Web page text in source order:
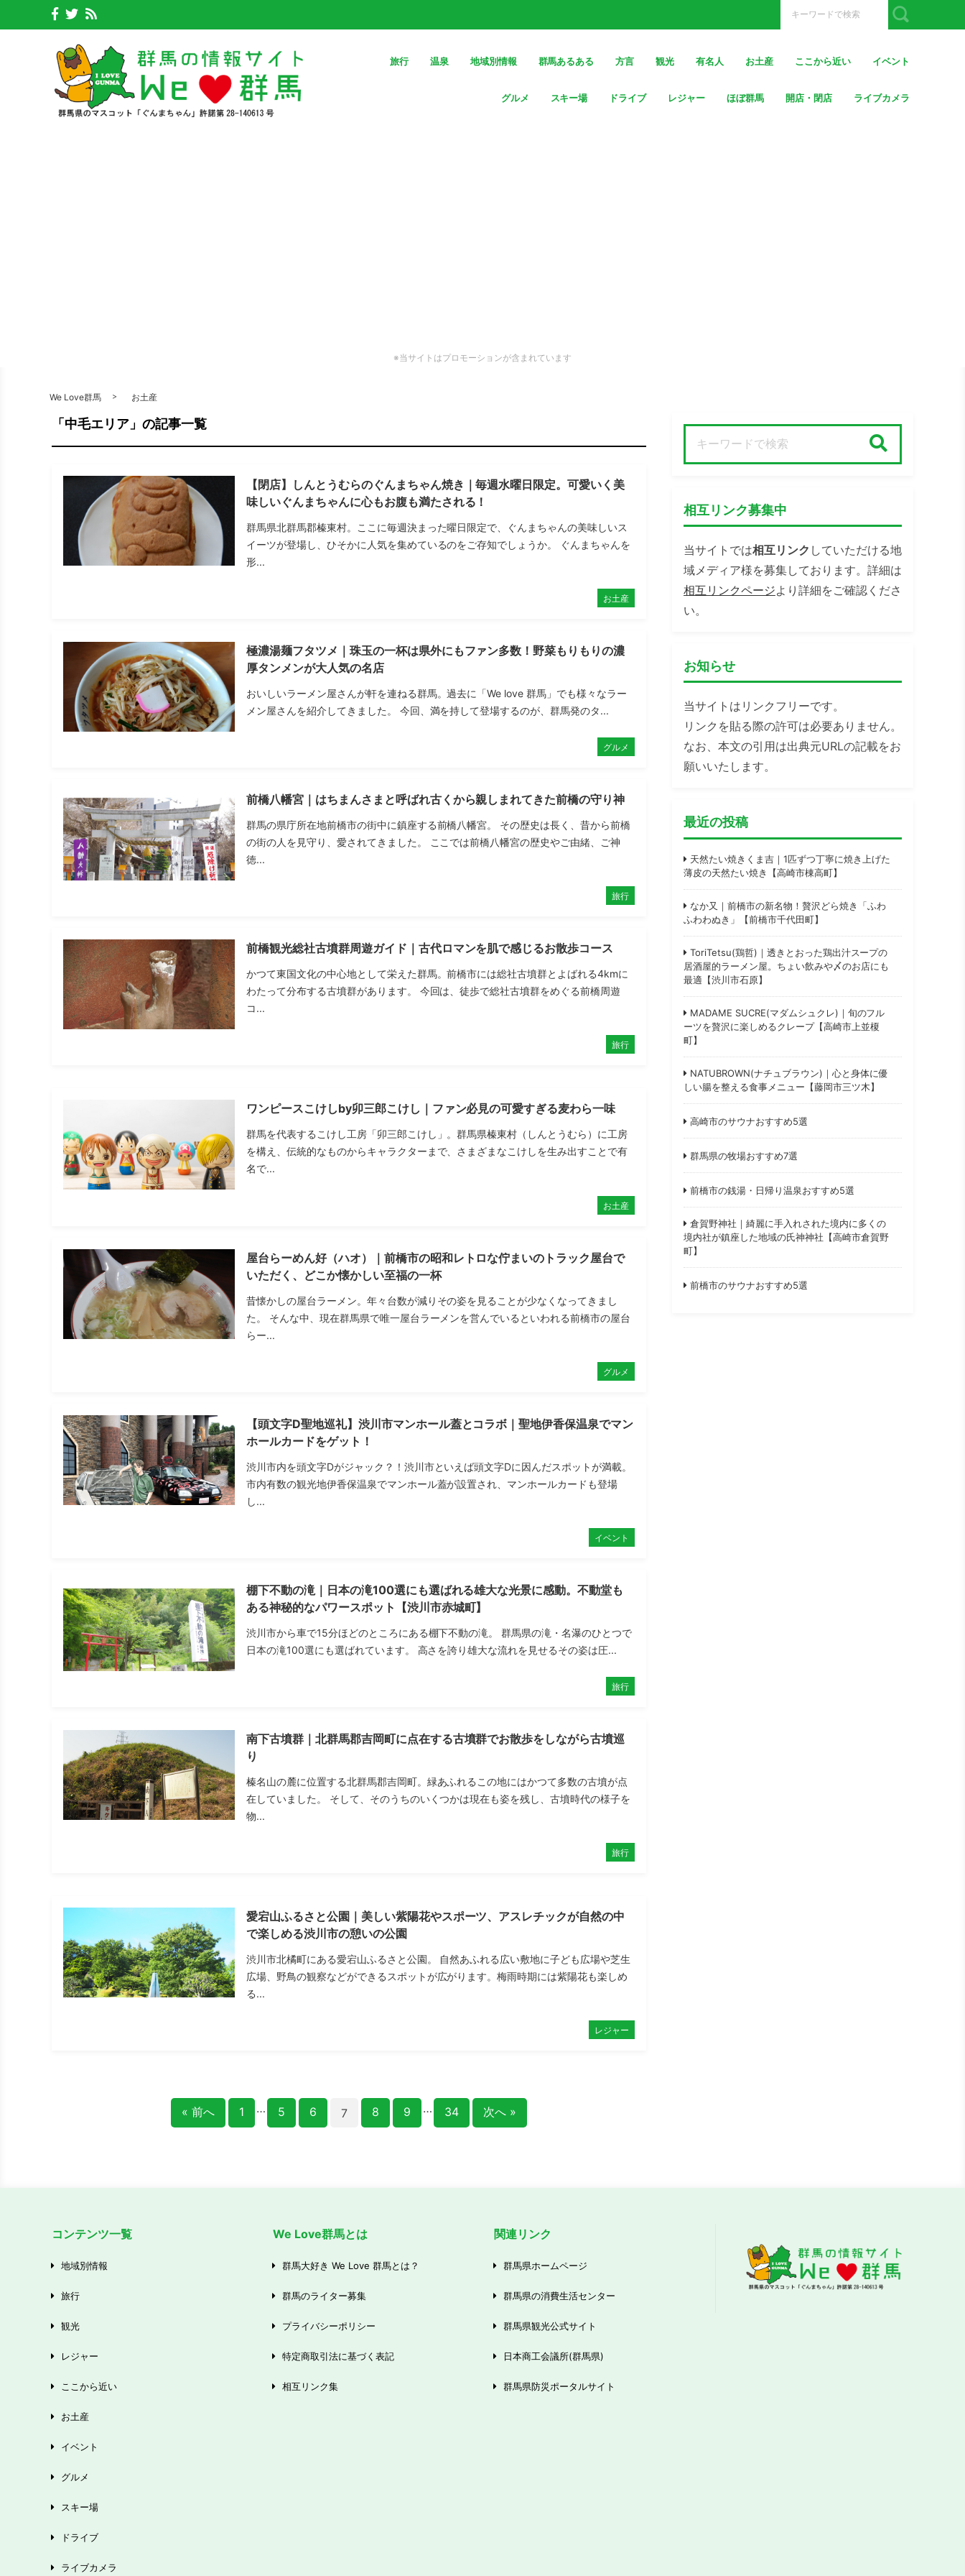
旅行 温泉 地域別情報 群馬あるある 方言 観光 有名人 お土産 ここから近い イベント
グルメ スキー場 ドライブ レジャー ほぼ群馬 開店・閉店 ライブカメラ
※当サイトはプロモーションが含まれています
We Love群馬 お土産
「中毛エリア」の記事一覧
【閉店】しんとうむらのぐんまちゃん焼き｜毎週水曜日限定。可愛いく美
味しいぐんまちゃんに心もお腹も満たされる！
群馬県北群馬郡榛東村。ここに毎週決まった曜日限定で、ぐんまちゃんの美味しいス
イーツが登場し、ひそかに人気を集めているのをご存知でしょうか。 ぐんまちゃんを
形...
お土産
極濃湯麺フタツメ｜珠玉の一杯は県外にもファン多数！野菜もりもりの濃
厚タンメンが大人気の名店
おいしいラーメン屋さんが軒を連ねる群馬。過去に「We love 群馬」でも様々なラー
メン屋さんを紹介してきました。 今回、満を持して登場するのが、群馬発のタ...
グルメ
前橋八幡宮｜はちまんさまと呼ばれ古くから親しまれてきた前橋の守り神
群馬の県庁所在地前橋市の街中に鎮座する前橋八幡宮。 その歴史は長く、昔から前橋
の街の人を見守り、愛されてきました。 ここでは前橋八幡宮の歴史やご由緒、ご神
徳...
旅行
前橋観光総社古墳群周遊ガイド｜古代ロマンを肌で感じるお散歩コース
かつて東国文化の中心地として栄えた群馬。前橋市には総社古墳群とよばれる4kmに
わたって分布する古墳群があります。 今回は、徒歩で総社古墳群をめぐる前橋周遊
コ...
旅行
ワンピースこけしby卯三郎こけし｜ファン必見の可愛すぎる麦わら一味
群馬を代表するこけし工房「卯三郎こけし」。群馬県榛東村（しんとうむら）に工房
を構え、伝統的なものからキャラクターまで、さまざまなこけしを生み出すことで有
名で...
お土産
屋台らーめん好（ハオ）｜前橋市の昭和レトロな佇まいのトラック屋台で
いただく、どこか懐かしい至福の一杯
昔懐かしの屋台ラーメン。年々台数が減りその姿を見ることが少なくなってきまし
た。 そんな中、現在群馬県で唯一屋台ラーメンを営んでいるといわれる前橋市の屋台
らー...
グルメ
【頭文字D聖地巡礼】渋川市マンホール蓋とコラボ｜聖地伊香保温泉でマン
ホールカードをゲット！
渋川市内を頭文字Dがジャック？！渋川市といえば頭文字Dに因んだスポットが満載。
市内有数の観光地伊香保温泉でマンホール蓋が設置され、マンホールカードも登場
し...
イベント
棚下不動の滝｜日本の滝100選にも選ばれる雄大な光景に感動。不動堂も
ある神秘的なパワースポット【渋川市赤城町】
渋川市から車で15分ほどのところにある棚下不動の滝。 群馬県の滝・名瀑のひとつで
日本の滝100選にも選ばれています。 高さを誇り雄大な流れを見せるその姿は圧...
旅行
南下古墳群｜北群馬郡吉岡町に点在する古墳群でお散歩をしながら古墳巡
り
榛名山の麓に位置する北群馬郡吉岡町。緑あふれるこの地にはかつて多数の古墳が点
在していました。 そして、そのうちのいくつかは現在も姿を残し、古墳時代の様子を
物...
旅行
愛宕山ふるさと公園｜美しい紫陽花やスポーツ、アスレチックが自然の中
で楽しめる渋川市の憩いの公園
渋川市北橘町にある愛宕山ふるさと公園。 自然あふれる広い敷地に子ども広場や芝生
広場、野鳥の観察などができるスポットが広がります。梅雨時期には紫陽花も楽しめ
る...
レジャー
« 前へ 1 … 5 6 7 8 9 … 34 次へ »
相互リンク募集中
当サイトでは相互リンク していただける地
域メディア様を募集しております。詳細は
相互リンクページより詳細をご確認くださ
い。
お知らせ
当サイトはリンクフリーです。
リンクを貼る際の許可は必要ありません。
なお、本文の引用は出典元URLの記載をお
願いいたします。
最近の投稿
天然たい焼きくま吉｜1匹ずつ丁寧に焼き上げた
薄皮の天然たい焼き【高崎市棟高町】
なか又｜前橋市の新名物！贅沢どら焼き「ふわ
ふわわぬき」【前橋市千代田町】
ToriTetsu(鶏哲)｜透きとおった鶏出汁スープの
居酒屋的ラーメン屋。ちょい飲みや〆のお店にも
最適【渋川市石原】
MADAME SUCRE(マダムシュクレ)｜旬のフル
ーツを贅沢に楽しめるクレープ【高崎市上並榎
町】
NATUBROWN(ナチュブラウン)｜心と身体に優
しい腸を整える食事メニュー【藤岡市三ツ木】
高崎市のサウナおすすめ5選
群馬県の牧場おすすめ7選
前橋市の銭湯・日帰り温泉おすすめ5選
倉賀野神社｜綺麗に手入れされた境内に多くの
境内社が鎮座した地域の氏神神社【高崎市倉賀野
町】
前橋市のサウナおすすめ5選
コンテンツ一覧
地域別情報
旅行
観光
レジャー
ここから近い
お土産
イベント
グルメ
スキー場
ドライブ
ライブカメラ
We Love群馬とは
群馬大好き We Love 群馬とは？
群馬のライター募集
プライバシーポリシー
特定商取引法に基づく表記
相互リンク集
関連リンク
群馬県ホームページ
群馬県の消費生活センター
群馬県観光公式サイト
日本商工会議所(群馬県)
群馬県防災ポータルサイト